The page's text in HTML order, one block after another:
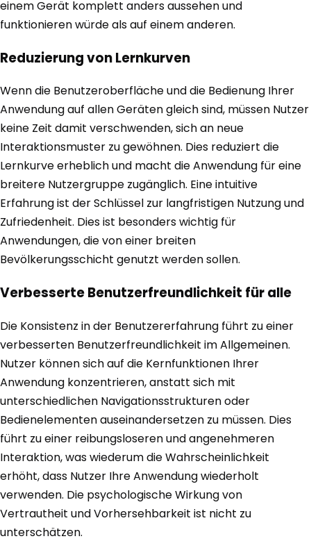
einem Gerät komplett anders aussehen und
funktionieren würde als auf einem anderen.
Reduzierung von Lernkurven
Wenn die Benutzeroberfläche und die Bedienung Ihrer
Anwendung auf allen Geräten gleich sind, müssen Nutzer
keine Zeit damit verschwenden, sich an neue
Interaktionsmuster zu gewöhnen. Dies reduziert die
Lernkurve erheblich und macht die Anwendung für eine
breitere Nutzergruppe zugänglich. Eine intuitive
Erfahrung ist der Schlüssel zur langfristigen Nutzung und
Zufriedenheit. Dies ist besonders wichtig für
Anwendungen, die von einer breiten
Bevölkerungsschicht genutzt werden sollen.
Verbesserte Benutzerfreundlichkeit für alle
Die Konsistenz in der Benutzererfahrung führt zu einer
verbesserten Benutzerfreundlichkeit im Allgemeinen.
Nutzer können sich auf die Kernfunktionen Ihrer
Anwendung konzentrieren, anstatt sich mit
unterschiedlichen Navigationsstrukturen oder
Bedienelementen auseinandersetzen zu müssen. Dies
führt zu einer reibungsloseren und angenehmeren
Interaktion, was wiederum die Wahrscheinlichkeit
erhöht, dass Nutzer Ihre Anwendung wiederholt
verwenden. Die psychologische Wirkung von
Vertrautheit und Vorhersehbarkeit ist nicht zu
unterschätzen.